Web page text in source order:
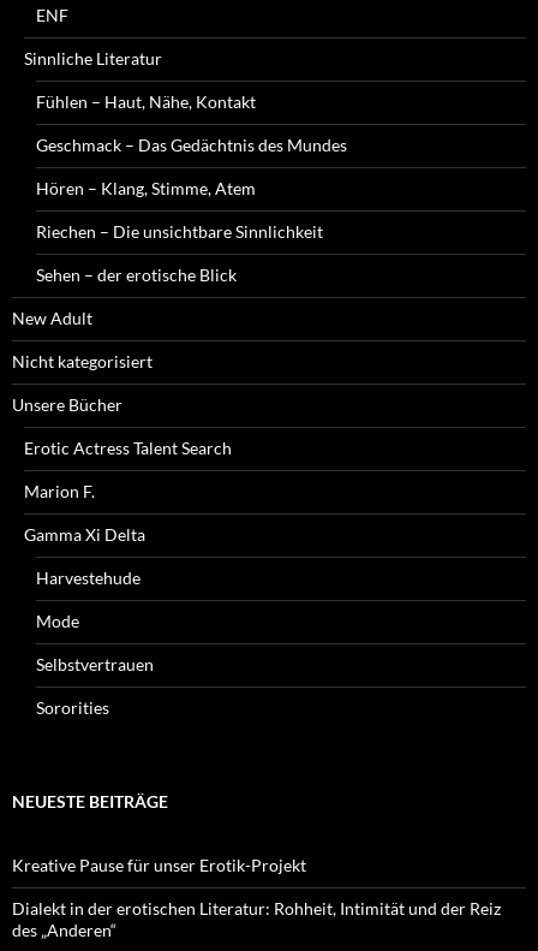
ENF
Sinnliche Literatur
Fühlen – Haut, Nähe, Kontakt
Geschmack – Das Gedächtnis des Mundes
Hören – Klang, Stimme, Atem
Riechen – Die unsichtbare Sinnlichkeit
Sehen – der erotische Blick
New Adult
Nicht kategorisiert
Unsere Bücher
Erotic Actress Talent Search
Marion F.
Gamma Xi Delta
Harvestehude
Mode
Selbstvertrauen
Sororities
NEUESTE BEITRÄGE
Kreative Pause für unser Erotik-Projekt
Dialekt in der erotischen Literatur: Rohheit, Intimität und der Reiz
des „Anderen“